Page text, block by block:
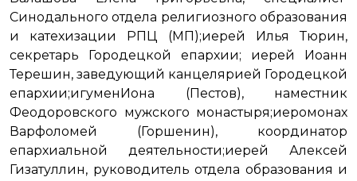
Синодального отдела религиозного образования
и катехизации РПЦ (МП);иерей Илья Тюрин,
секретарь Городецкой епархии; иерей Иоанн
Терешин, заведующий канцелярией Городецкой
епархии;игуменИона (Пестов), наместник
Феодоровского мужского монастыря;иеромонах
Варфоломей (Горшенин), координатор
епархиальной деятельности;иерей Алексей
Гизатуллин, руководитель отдела образования и